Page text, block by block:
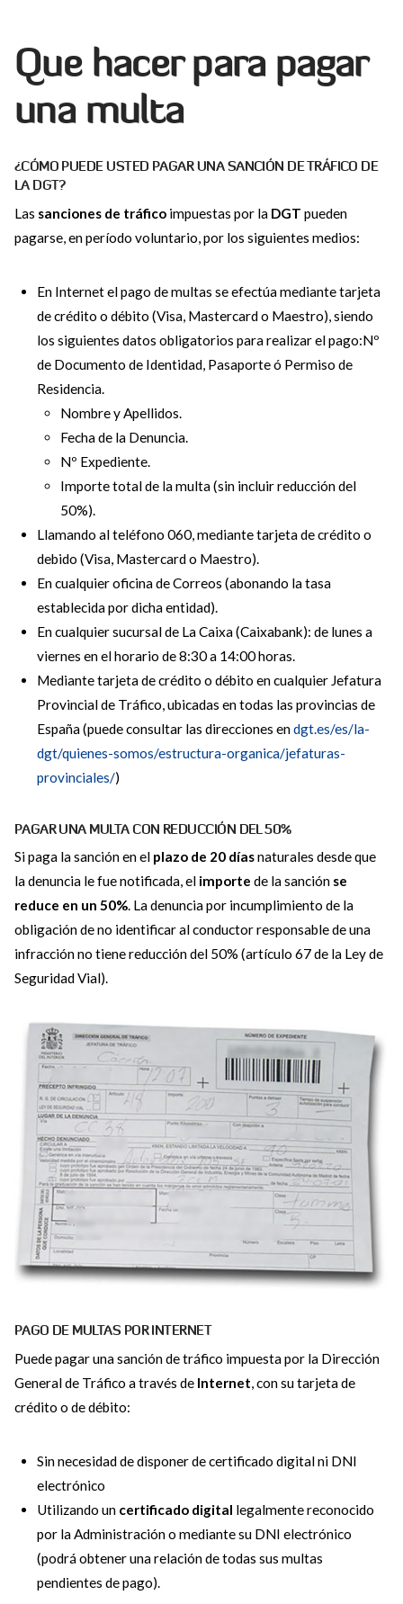
Que hacer para pagar
una multa
¿CÓMO PUEDE USTED PAGAR UNA SANCIÓN DE TRÁFICO DE
LA DGT?
Las sanciones de tráficoimpuestas por la DGT pueden
pagarse, en período voluntario, por los siguientes medios:
En Internet el pago de multas se efectúa mediante tarjeta
de crédito o débito (Visa, Mastercard o Maestro), siendo
los siguientes datos obligatorios para realizar el pago:Nº
de Documento de Identidad, Pasaporte ó Permiso de
Residencia.
Nombre y Apellidos.
Fecha de la Denuncia.
Nº Expediente.
Importe total de la multa (sin incluir reducción del
50%).
Llamando al teléfono 060, mediante tarjeta de crédito o
debido (Visa, Mastercard o Maestro).
En cualquier oficina de Correos (abonando la tasa
establecida por dicha entidad).
En cualquier sucursal de La Caixa (Caixabank): de lunes a
viernes en el horario de 8:30 a 14:00 horas.
Mediante tarjeta de crédito o débito en cualquier Jefatura
Provincial de Tráfico, ubicadas en todas las provincias de
España (puede consultar las direcciones endgt.es/es/la-
dgt/quienes-somos/estructura-organica/jefaturas-
provinciales/)
PAGAR UNA MULTA CON REDUCCIÓN DEL 50%
Si paga la sanción en el plazo de 20 díasnaturales desde que
la denuncia le fue notificada, el importe de la sanción se
reduce en un 50%. La denuncia por incumplimiento de la
obligación de no identificar al conductor responsable de una
infracción no tiene reducción del 50% (artículo 67 de la Ley de
Seguridad Vial).
PAGO DE MULTAS PORINTERNET
Puede pagar una sanción de tráfico impuesta por la Dirección
General de Tráfico a través deInternet, con su tarjeta de
crédito o de débito:
Sin necesidad de disponer de certificado digital ni DNI
electrónico
Utilizando un certificado digital legalmente reconocido
por la Administración o mediante su DNI electrónico
(podrá obtener una relación de todas sus multas
pendientes de pago).